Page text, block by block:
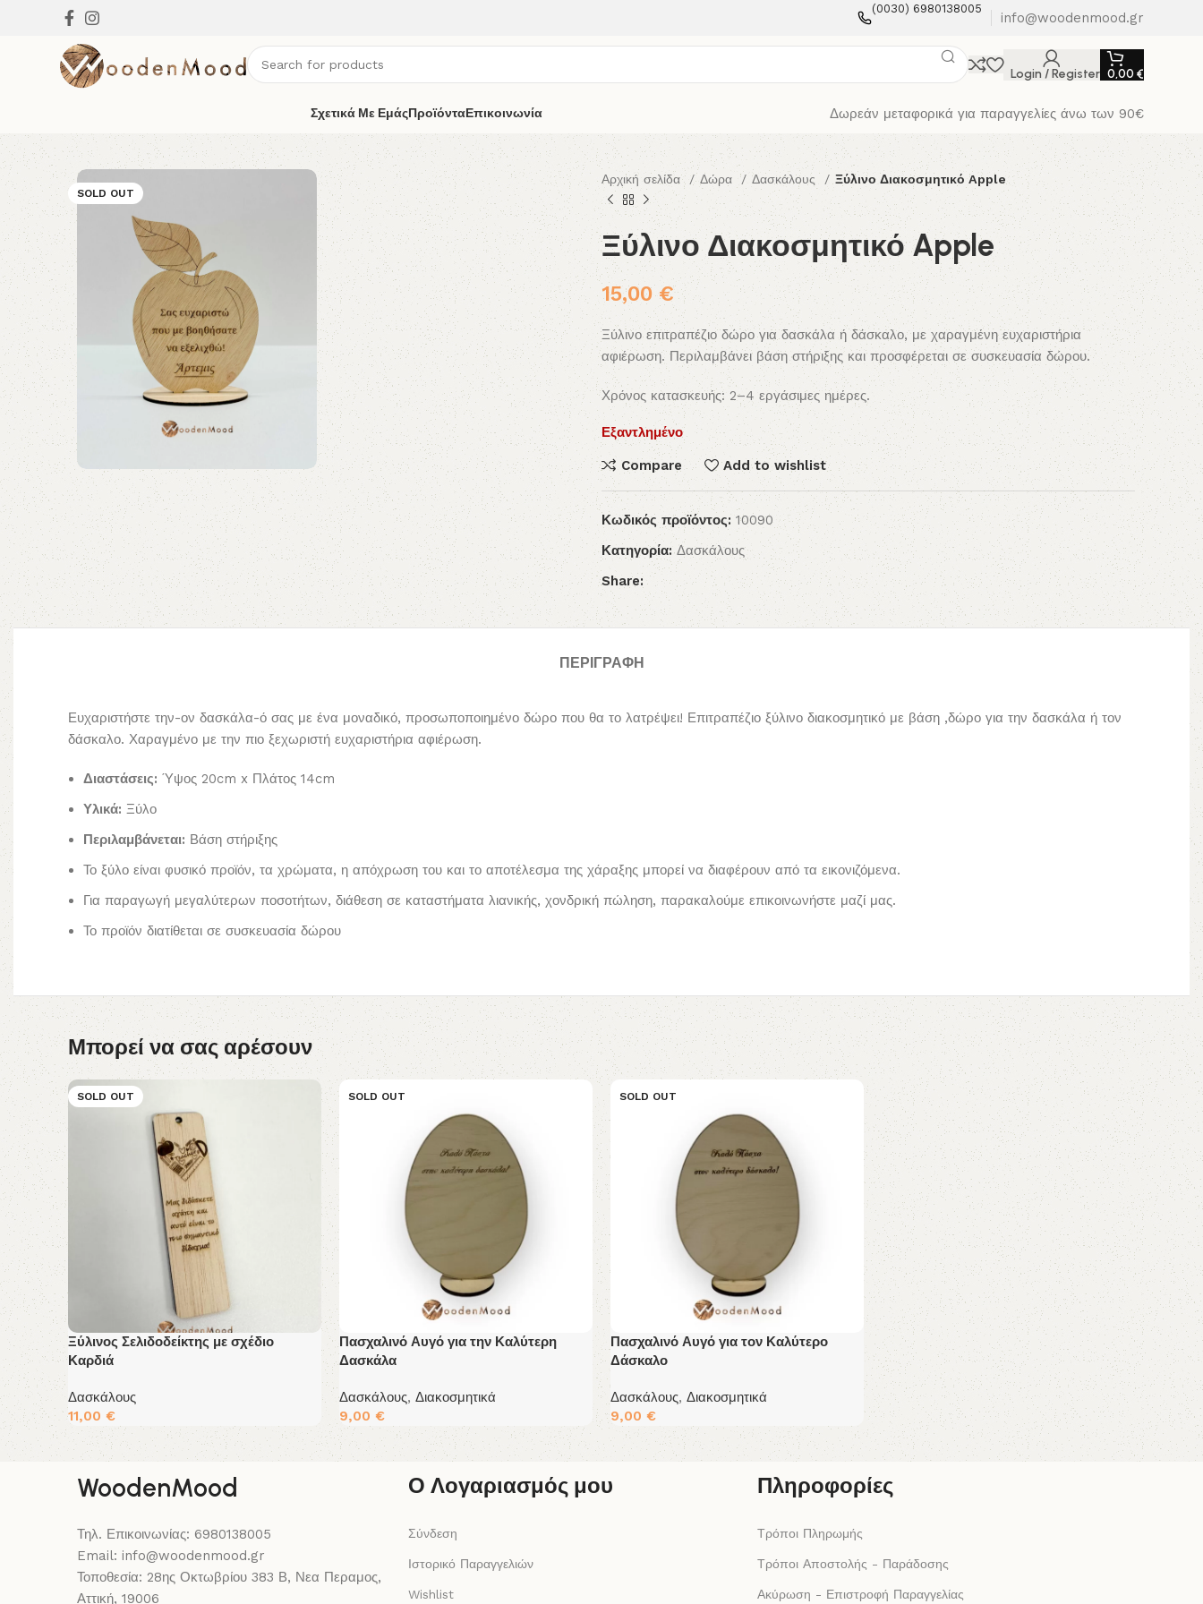
(0030) 6980138005
info@woodenmood.gr
Login / Register 0,00 €
Σχετικά Με ΕμάςΠροϊόνταΕπικοινωνία Δωρεάν μεταφορικά για παραγγελίες άνω των 90€
SOLD OUT
Αρχική σελίδα Δώρα Δασκάλους Ξύλινο Διακοσμητικό Apple
Ξύλινο Διακοσμητικό Apple
15,00€
Ξύλινο επιτραπέζιο δώρο για δασκάλα ή δάσκαλο, με χαραγμένη ευχαριστήρια
αφιέρωση. Περιλαμβάνει βάση στήριξης και προσφέρεται σε συσκευασία δώρου.
Χρόνος κατασκευής: 2–4 εργάσιμες ημέρες.
Εξαντλημένο
Compare Add to wishlist
Κωδικός προϊόντος: 10090
Κατηγορία: Δασκάλους
Share:
ΠΕΡΙΓΡΑΦΉ
Ευχαριστήστε την-ον δασκάλα-ό σας με ένα μοναδικό, προσωποποιημένο δώρο που θα το λατρέψει! Επιτραπέζιο ξύλινο διακοσμητικό με βάση ,δώρο για την δασκάλα ή τον
δάσκαλο. Χαραγμένο με την πιο ξεχωριστή ευχαριστήρια αφιέρωση.
Διαστάσεις: Ύψος 20cm x Πλάτος 14cm
Υλικά: Ξύλο
Περιλαμβάνεται: Βάση στήριξης
Το ξύλο είναι φυσικό προϊόν, τα χρώματα, η απόχρωση του και το αποτέλεσμα της χάραξης μπορεί να διαφέρουν από τα εικονιζόμενα.
Για παραγωγή μεγαλύτερων ποσοτήτων, διάθεση σε καταστήματα λιανικής, χονδρική πώληση, παρακαλούμε επικοινωνήστε μαζί μας.
Το προϊόν διατίθεται σε συσκευασία δώρου
Μπορεί να σας αρέσουν
SOLD OUT
Ξύλινος Σελιδοδείκτης με σχέδιο
Καρδιά
Δασκάλους
11,00 €
Διαβάστε Περισσότερα
SOLD OUT
Πασχαλινό Αυγό για την Καλύτερη
Δασκάλα
Δασκάλους, Διακοσμητικά
9,00 €
Διαβάστε Περισσότερα
SOLD OUT
Πασχαλινό Αυγό για τον Καλύτερο
Δάσκαλο
Δασκάλους, Διακοσμητικά
9,00 €
Διαβάστε Περισσότερα
WoodenMood
Τηλ. Επικοινωνίας: 6980138005
Email: info@woodenmood.gr
Τοποθεσία: 28ης Οκτωβρίου 383 Β, Νεα Περαμος,
Αττική, 19006
Ο Λογαριασμός μου
Σύνδεση
Ιστορικό Παραγγελιών
Wishlist
Πληροφορίες
Τρόποι Πληρωμής
Τρόποι Αποστολής - Παράδοσης
Ακύρωση - Επιστροφή Παραγγελίας